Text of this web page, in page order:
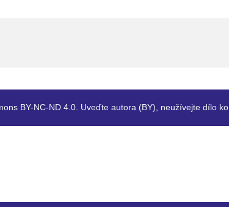
BY-NC-ND 4.0. Uveďte autora (BY), neužívejte dílo